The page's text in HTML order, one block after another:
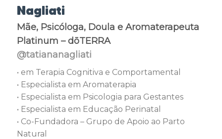
Nagliati
Mãe, Psicóloga, Doula e Aromaterapeuta
Platinum – dōTERRA
@tatiananagliati
• em Terapia Cognitiva e Comportamental
• Especialista em Aromaterapia
• Especialista em Psicologia para Gestantes
• Especialista em Educação Perinatal
• Co-Fundadora – Grupo de Apoio ao Parto
Natural